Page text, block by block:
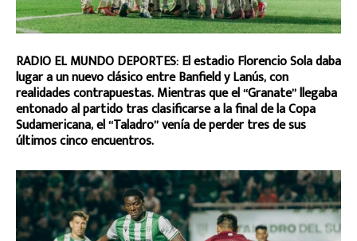
RADIO EL MUNDO DEPORTES: El estadio Florencio Sola daba
lugar a un nuevo clásico entre Banfield y Lanús, con
realidades contrapuestas. Mientras que el “Granate” llegaba
entonado al partido tras clasificarse a la final de la Copa
Sudamericana, el “Taladro” venía de perder tres de sus
últimos cinco encuentros.